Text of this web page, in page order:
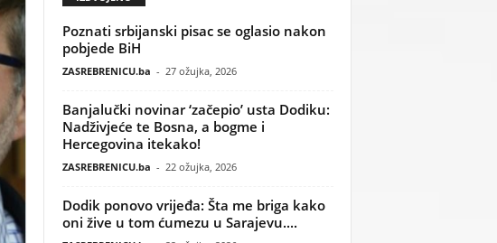
Poznati srbijanski pisac se oglasio nakon
pobjede BiH
ZASREBRENICU.ba - 27 ožujka, 2026
Banjalučki novinar ‘začepio’ usta Dodiku:
Nadživjeće te Bosna, a bogme i
Hercegovina itekako!
ZASREBRENICU.ba - 22 ožujka, 2026
Dodik ponovo vrijeđa: Šta me briga kako
oni žive u tom ćumezu u Sarajevu....